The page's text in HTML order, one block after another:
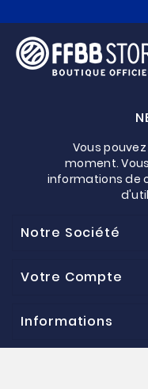
Vous
moment.
informations de
Notre Société
Votre Compte
Informations